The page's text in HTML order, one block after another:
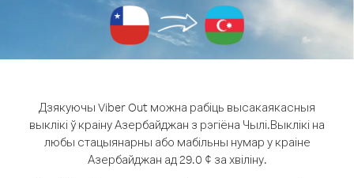
Дзякуючы Viber Out можна рабіць высакаякасныя
выклікі ў краіну Азербайджан з рэгіёна Чылі.Выклікі на
любы стацыянарны або мабільны нумар у краіне
Азербайджан ад 29.0 ¢ за хвіліну.